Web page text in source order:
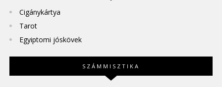
Cigánykártya
Tarot
Egyiptomi jóskövek
SZÁMMISZTIKA